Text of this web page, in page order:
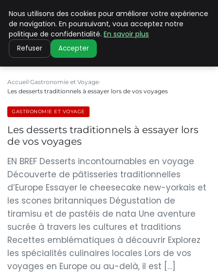
PILAT PATRIMOINES
Accueil Gastronomie et Voyage
Les desserts traditionnels à essayer lors de vos voyages
GASTRONOMIE ET VOYAGE
Les desserts traditionnels à essayer lors
de vos voyages
EN BREF Desserts incontournables en voyage
Découverte de pâtisseries traditionnelles
d’Europe Essayer le cheesecake new-yorkais et
les scones britanniques Dégustation de
tiramisu et de pastéis de nata Une aventure
sucrée à travers les cultures et traditions
Recettes emblématiques à découvrir Explorez
les spécialités culinaires locales Lors de vos
voyages en Europe ou au-delà, il est […]
Nous utilisons des cookies pour améliorer votre expérience
de navigation. En poursuivant, vous acceptez notre
politique de confidentialité. En savoir plus
Refuser Accepter